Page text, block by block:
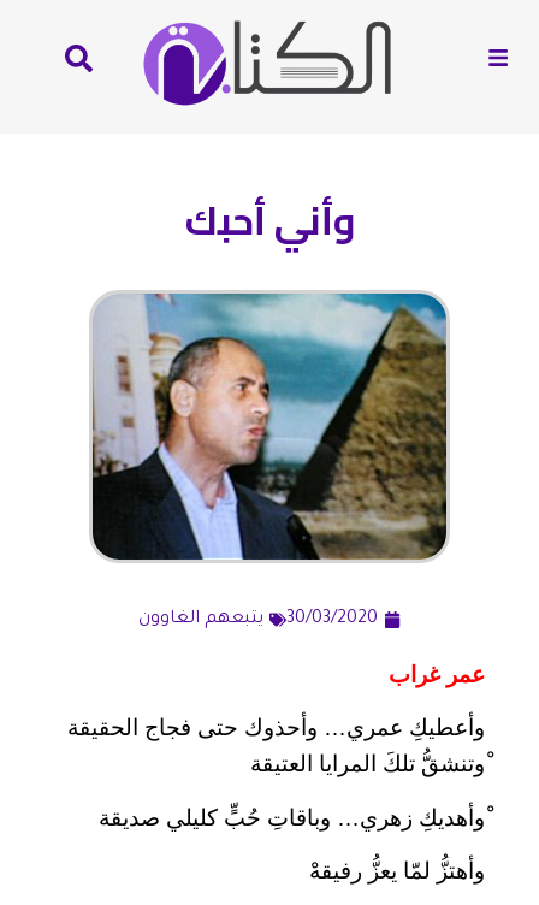
وأني أحبك
30/03/2020 يتبعهم الغاوون
عمر غراب
وأعطيكِ عمري… وأحذوك حتى فجاج الحقيقة
ْوتنشقُّ تلكَ المرايا العتيقة
ْوأهديكِ زهري… وباقاتِ حُبٍّ كليلي صديقة
وأهتزُّ لمّا يعزُّ رفيقهْ